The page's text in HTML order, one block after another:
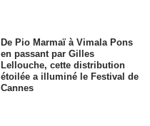
De Pio Marmaï à Vimala Pons
en passant par Gilles
Lellouche, cette distribution
étoilée a illuminé le Festival de
Cannes